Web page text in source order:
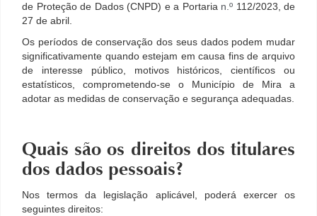
de Proteção de Dados (CNPD) e a Portaria n.º 112/2023, de
27 de abril.
Os períodos de conservação dos seus dados podem mudar
significativamente quando estejam em causa fins de arquivo
de interesse público, motivos históricos, científicos ou
estatísticos, comprometendo-se o Município de Mira a
adotar as medidas de conservação e segurança adequadas.
Quais são os direitos dos titulares
dos dados pessoais?
Nos termos da legislação aplicável, poderá exercer os
seguintes direitos: